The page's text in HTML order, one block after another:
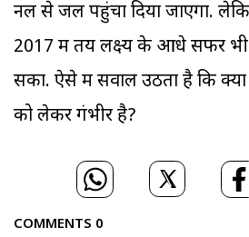
नल से जल पहुंचा दिया जाएगा.
2017 में तय लक्ष्य के आधे सफर भी
सका. ऐसे में सवाल उठता है कि
को लेकर गंभीर है?
COMMENTS 0